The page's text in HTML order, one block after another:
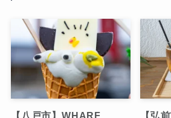
【八戸市】WHARF
【弘